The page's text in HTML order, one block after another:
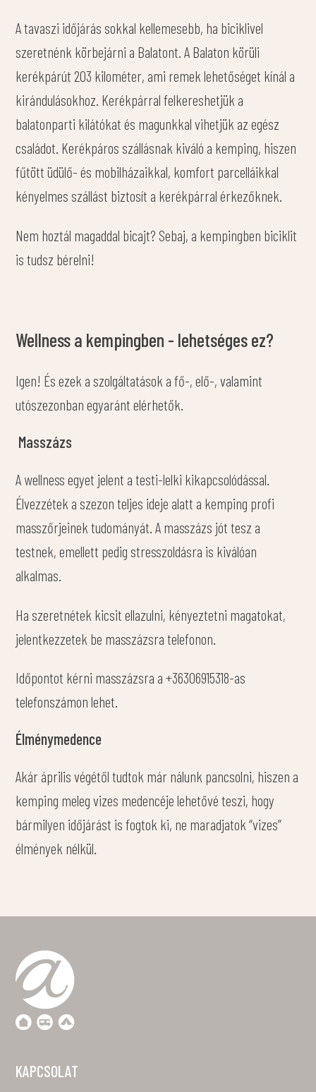
A tavaszi időjárás sokkal kellemesebb, ha biciklivel
szeretnénk körbejárni a Balatont. A Balaton körüli
kerékpárút 203 kilométer, ami remek lehetőséget kínál a
kirándulásokhoz. Kerékpárral felkereshetjük a
balatonparti kilátókat és magunkkal vihetjük az egész
családot. Kerékpáros szállásnak kiváló a kemping, hiszen
fűtött üdülő- és mobilházaikkal, komfort parcelláikkal
kényelmes szállást biztosít a kerékpárral érkezőknek.
Nem hoztál magaddal bicajt? Sebaj, a kempingben biciklit
is tudsz bérelni!
Wellness a kempingben - lehetséges ez?
Igen! És ezek a szolgáltatások a fő-, elő-, valamint
utószezonban egyaránt elérhetők.
Masszázs
A wellness egyet jelent a testi-lelki kikapcsolódással.
Élvezzétek a szezon teljes ideje alatt a kemping profi
masszőrjeinek tudományát. A masszázs jót tesz a
testnek, emellett pedig stresszoldásra is kiválóan
alkalmas.
Ha szeretnétek kicsit ellazulni, kényeztetni magatokat,
jelentkezzetek be masszázsra telefonon.
Időpontot kérni masszázsra a +36306915318-as
telefonszámon lehet.
Élménymedence
Akár április végétől tudtok már nálunk pancsolni, hiszen a
kemping meleg vizes medencéje lehetővé teszi, hogy
bármilyen időjárást is fogtok ki, ne maradjatok “vizes”
élmények nélkül.
KAPCSOLAT